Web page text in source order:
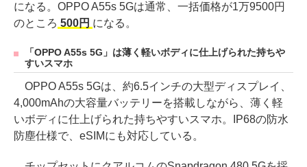
になる。OPPO A55s 5Gは通常、一括価格が1万9500円
のところ 500円 になる。
「OPPO A55s 5G」は薄く軽いボディに仕上げられた持ちや
すいスマホ
OPPO A55s 5Gは、約6.5インチの大型ディスプレイ、
4,000mAhの大容量バッテリーを搭載しながら、薄く軽
いボディに仕上げられた持ちやすいスマホ。IP68の防水
防塵仕様で、eSIMにも対応している。